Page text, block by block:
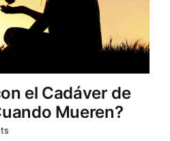
el Cadáver de
Mueren?